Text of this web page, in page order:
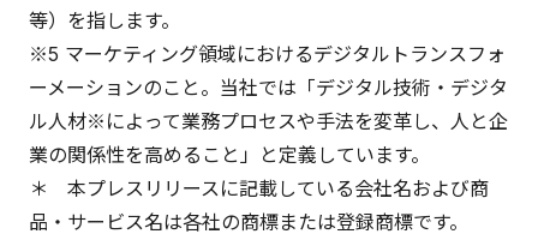
等）を指します。
※5 マーケティング領域におけるデジタルトランスフォ
ーメーションのこと。当社では「デジタル技術・デジタ
ル人材※によって業務プロセスや手法を変革し、人と企
業の関係性を高めること」と定義しています。
＊ 本プレスリリースに記載している会社名および商
品・サービス名は各社の商標または登録商標です。